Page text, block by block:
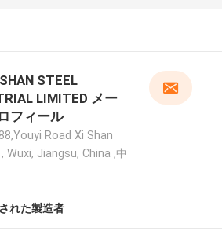
STEEL
LIMITED メー
フィール
Road Xi Shan
Wuxi, Jiangsu, China ,中
れた製造者